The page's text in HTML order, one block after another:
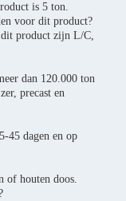
is 5 ton.
voor dit product?
dit product zijn L/C,
dan 120.000 ton
precast en
45 dagen en op
of houten doos.